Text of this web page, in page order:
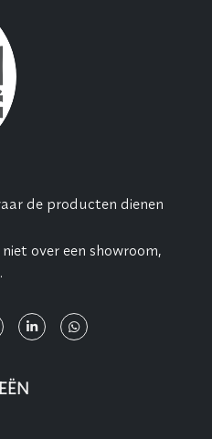
de producten dienen
over een showroom,